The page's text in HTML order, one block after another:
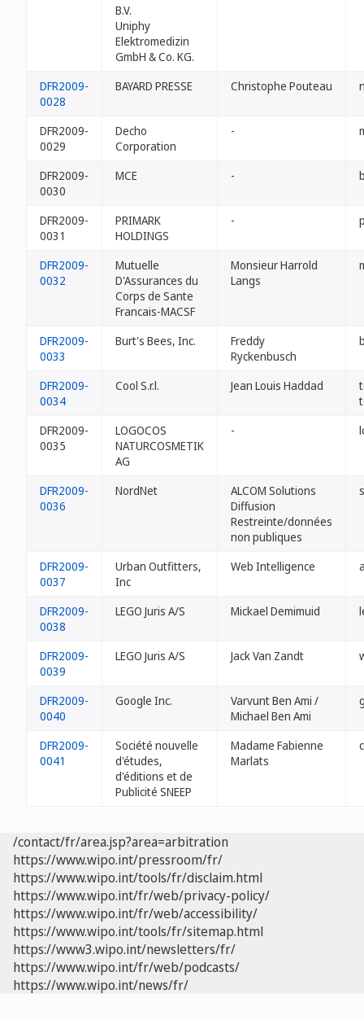
B.V.
Uniphy
Elektromedizin
GmbH & Co. KG.
DFR2009-
0028
BAYARD PRESSE Christophe Pouteau
DFR2009-
0029
Decho
Corporation
-
DFR2009-
0030
MCE -
DFR2009-
0031
PRIMARK
HOLDINGS
-
DFR2009-
0032
Mutuelle
D'Assurances du
Corps de Sante
Francais-MACSF
Monsieur Harrold
Langs
DFR2009-
0033
Burt's Bees, Inc.
Freddy
Ryckenbusch
DFR2009-
0034
Cool S.r.l. Jean Louis Haddad
DFR2009-
0035
LOGOCOS
NATURCOSMETIK
AG
-
DFR2009-
0036
NordNet
ALCOM Solutions
Diffusion
Restreinte/données
non publiques
DFR2009-
0037
Urban Outfitters,
Inc
Web Intelligence
DFR2009-
0038
LEGO Juris A/S Mickael Demimuid
DFR2009-
0039
LEGO Juris A/S Jack Van Zandt
DFR2009-
0040
Google Inc.
Varvunt Ben Ami /
Michael Ben Ami
DFR2009-
0041
Société nouvelle
d'études,
d'éditions et de
Publicité SNEEP
Madame Fabienne
Marlats
/contact/fr/area.jsp?area=arbitration
https://www.wipo.int/pressroom/fr/
https://www.wipo.int/tools/fr/disclaim.html
https://www.wipo.int/fr/web/privacy-policy/
https://www.wipo.int/fr/web/accessibility/
https://www.wipo.int/tools/fr/sitemap.html
https://www3.wipo.int/newsletters/fr/
https://www.wipo.int/fr/web/podcasts/
https://www.wipo.int/news/fr/